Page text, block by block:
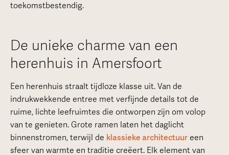
toekomstbestendig.
De unieke charme van een
herenhuis in Amersfoort
Een herenhuis straalt tijdloze klasse uit. Van de
indrukwekkende entree met verfijnde details tot de
ruime, lichte leefruimtes die ontworpen zijn om volop
van te genieten. Grote ramen laten het daglicht
binnenstromen, terwijl de klassieke architectuureen
sfeer van warmte en traditie creëert. Elk element van